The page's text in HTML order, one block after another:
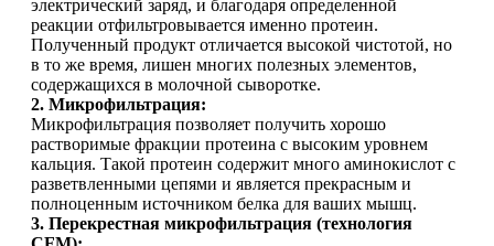
Сывороточный протеин
Казеин
Многокомпонентный и яичный протеин
Растительный протеин
Снижение веса
электрический заряд, и благодаря определенной
реакции отфильтровывается именно протеин.
Полученный продукт отличается высокой чистотой, но
в то же время, лишен многих полезных элементов,
содержащихся в молочной сыворотке.
2. Микрофильтрация:
Микрофильтрация позволяет получить хорошо
растворимые фракции протеина с высоким уровнем
кальция. Такой протеин содержит много аминокислот с
разветвленными цепями и является прекрасным и
полноценным источником белка для ваших мышц.
3. Перекрестная микрофильтрация (технология